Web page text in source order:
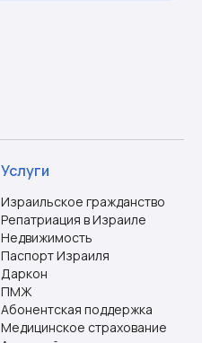
Услуги
Израильское гражданство
Репатриация в Израиле
Недвижимость
Паспорт Израиля
Даркон
ПМЖ
Абонентская поддержка
Медицинское страхование